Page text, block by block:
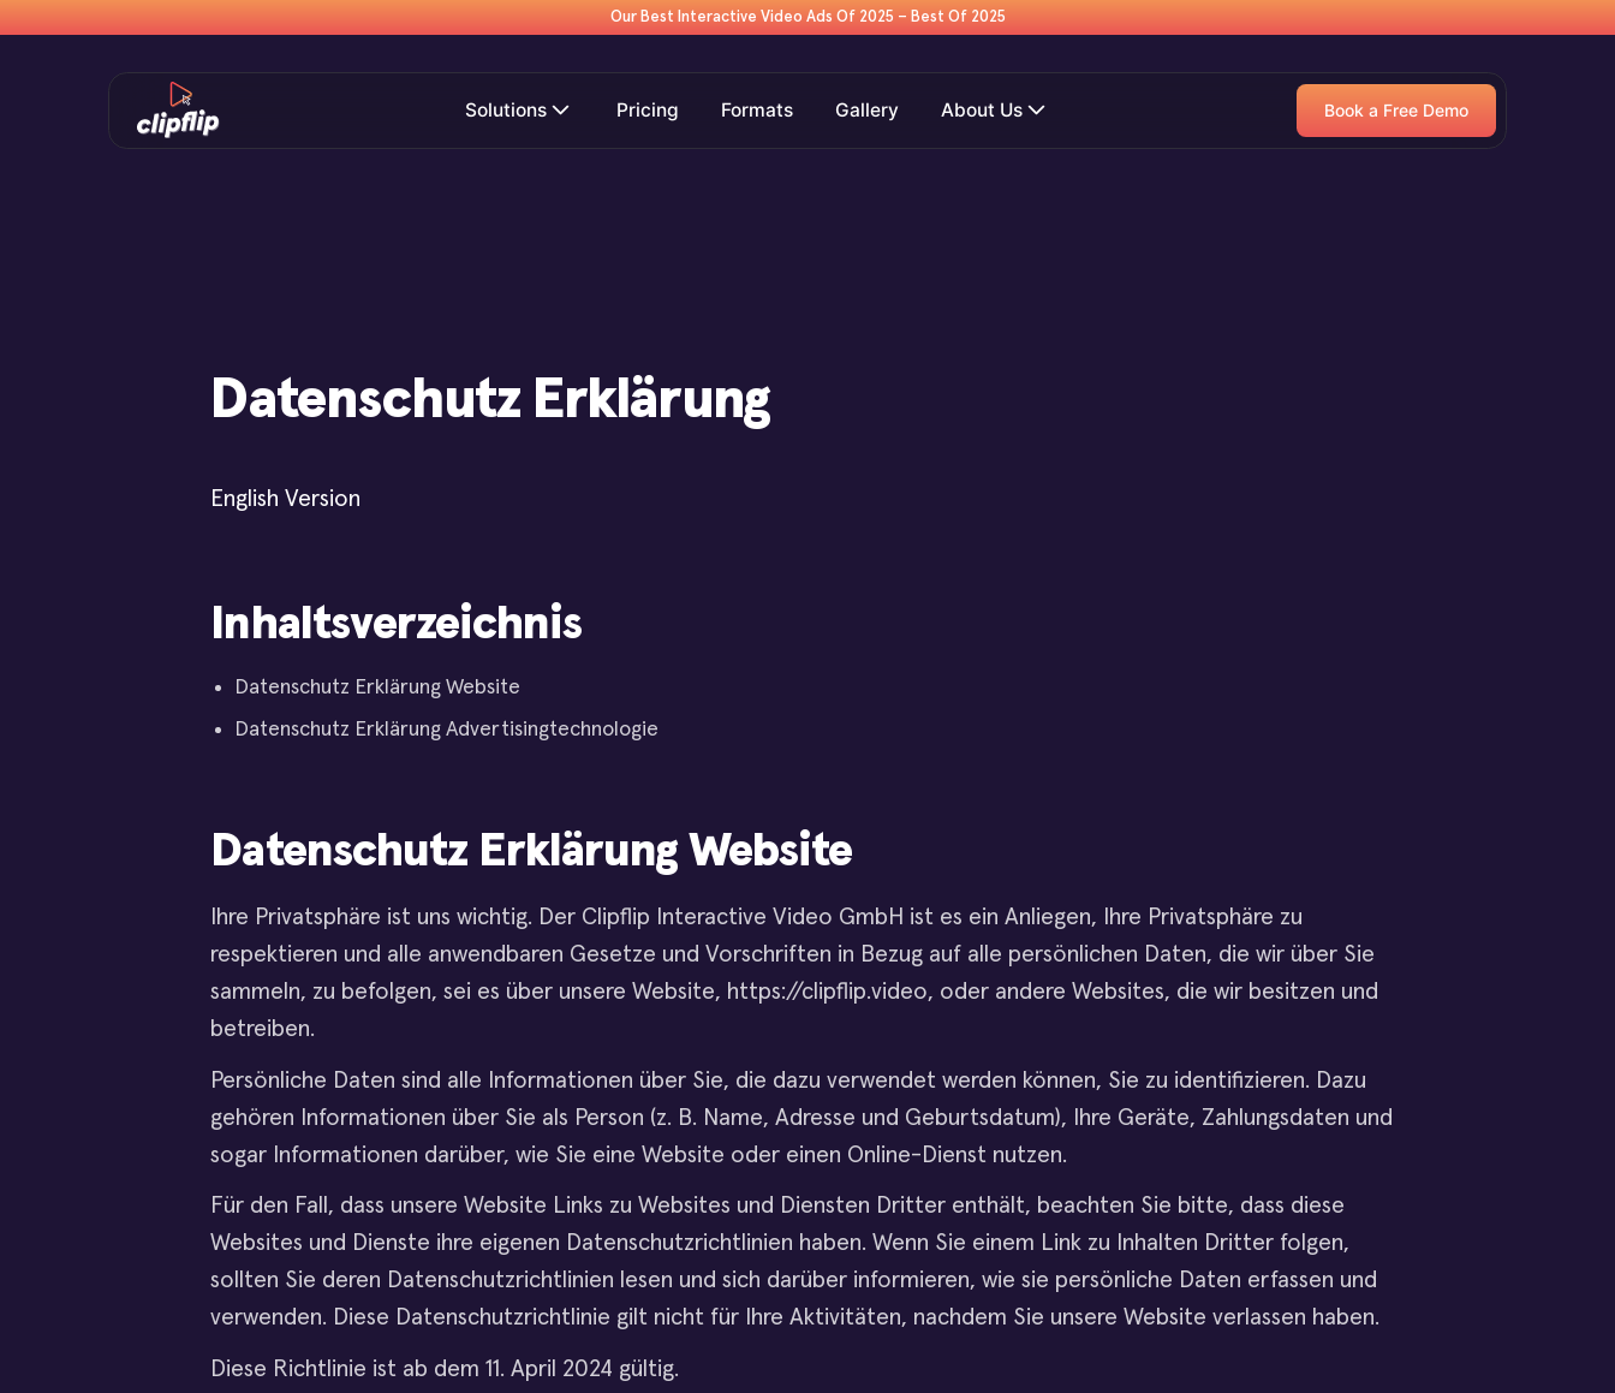
Our Best Interactive Video Ads Of 2025 – Best Of 2025
Solutions Pricing Formats Gallery About Us Book a Free Demo
Datenschutz Erklärung
English Version
Inhaltsverzeichnis
Datenschutz Erklärung Website
Datenschutz Erklärung Advertisingtechnologie
Datenschutz Erklärung Website
Ihre Privatsphäre ist uns wichtig. Der Clipflip Interactive Video GmbH ist es ein Anliegen, Ihre Privatsphäre zu
respektieren und alle anwendbaren Gesetze und Vorschriften in Bezug auf alle persönlichen Daten, die wir über Sie
sammeln, zu befolgen, sei es über unsere Website, https://clipflip.video, oder andere Websites, die wir besitzen und
betreiben.
Persönliche Daten sind alle Informationen über Sie, die dazu verwendet werden können, Sie zu identifizieren. Dazu
gehören Informationen über Sie als Person (z. B. Name, Adresse und Geburtsdatum), Ihre Geräte, Zahlungsdaten und
sogar Informationen darüber, wie Sie eine Website oder einen Online-Dienst nutzen.
Für den Fall, dass unsere Website Links zu Websites und Diensten Dritter enthält, beachten Sie bitte, dass diese
Websites und Dienste ihre eigenen Datenschutzrichtlinien haben. Wenn Sie einem Link zu Inhalten Dritter folgen,
sollten Sie deren Datenschutzrichtlinien lesen und sich darüber informieren, wie sie persönliche Daten erfassen und
verwenden. Diese Datenschutzrichtlinie gilt nicht für Ihre Aktivitäten, nachdem Sie unsere Website verlassen haben.
Diese Richtlinie ist ab dem 11. April 2024 gültig.